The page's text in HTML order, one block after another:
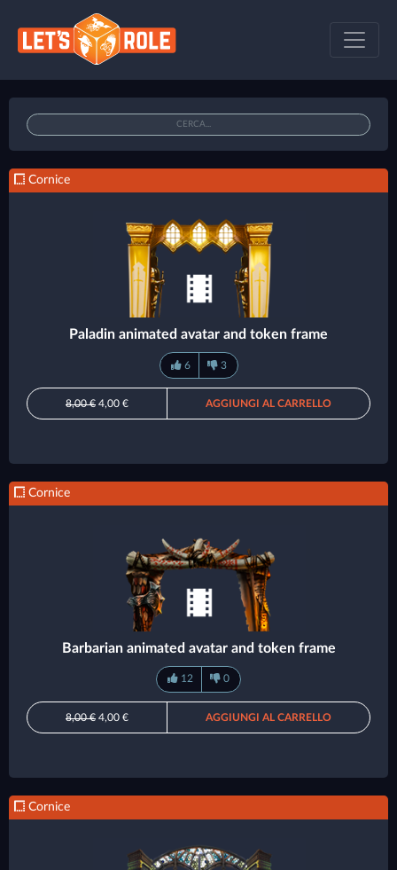
Cornice
Paladin animated avatar and token frame
6 3
8,00 € 4,00 € AGGIUNGI AL CARRELLO
Cornice
Barbarian animated avatar and token frame
12 0
8,00 € 4,00 € AGGIUNGI AL CARRELLO
Cornice